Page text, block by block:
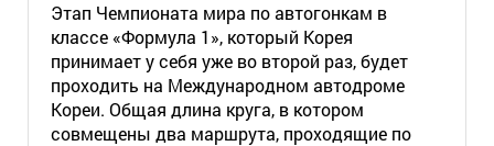
Этап Чемпионата мира по автогонкам в
классе «Формула 1», который Корея
принимает у себя уже во второй раз, будет
проходить на Международном автодроме
Кореи. Общая длина круга, в котором
совмещены два маршрута, проходящие по